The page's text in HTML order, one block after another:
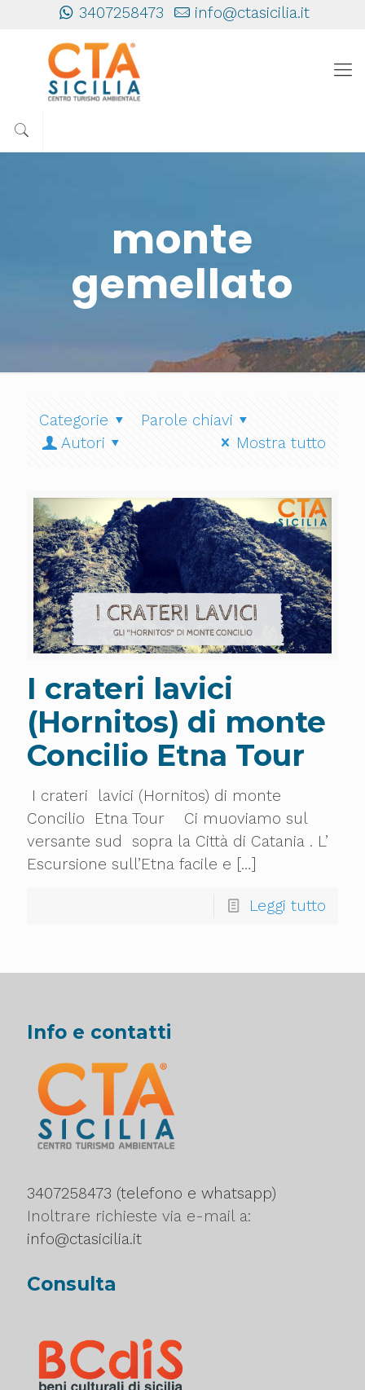
3407258473 info@ctasicilia.it
monte
gemellato
Categorie
Parole chiavi
Autori
Mostra tutto
I crateri lavici
(Hornitos) di monte
Concilio Etna Tour
I crateri lavici (Hornitos) di monte
Concilio Etna Tour Ci muoviamo sul
versante sud sopra la Città di Catania . L’
Escursione sull’Etna facile e […]
Leggi tutto
Info e contatti
3407258473 (telefono e whatsapp)
Inoltrare richieste via e-mail a:
info@ctasicilia.it
Consulta